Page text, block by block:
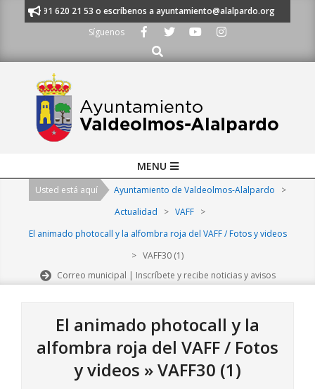
al 91 620 21 53 o escríbenos a ayuntamiento@alalpardo.org
Síguenos
Buscar
Navigation
MENU
Usted está aquí Ayuntamiento de Valdeolmos-Alalpardo
>
Actualidad
> VAFF
>
El animado photocall y la alfombra roja del VAFF / Fotos y videos
> VAFF30 (1)
Correo municipal | Inscríbete y recibe noticias y avisos
El animado photocall y la
alfombra roja del VAFF / Fotos
y videos »VAFF30 (1)